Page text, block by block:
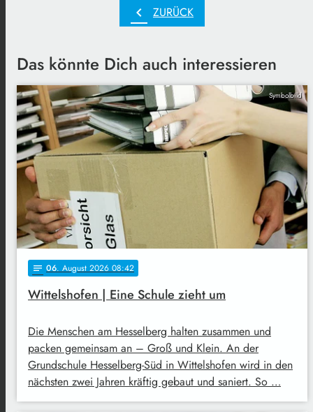
chevron_left ZURÜCK
Das könnte Dich auch interessieren
Symbolbild
notes 06. August 2026 08:42
Wittelshofen | Eine Schule zieht um
Die Menschen am Hesselberg halten zusammen und
packen gemeinsam an – Groß und Klein. An der
Grundschule Hesselberg-Süd in Wittelshofen wird in den
nächsten zwei Jahren kräftig gebaut und saniert. So …